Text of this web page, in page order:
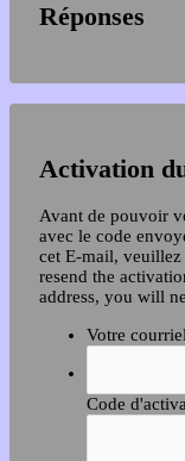
Réponses
Activation
Avant de pouvoir
avec le code
cet E-mail, veuillez
resend the
address, you will
Votre
Code